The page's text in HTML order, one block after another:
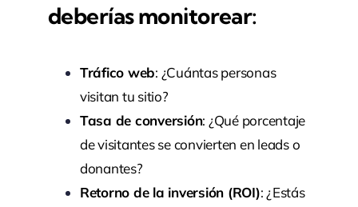
deberías monitorear:
Tráfico web: ¿Cuántas personas
visitan tu sitio?
Tasa de conversión: ¿Qué porcentaje
de visitantes se convierten en leads o
donantes?
Retorno de la inversión (ROI): ¿Estás